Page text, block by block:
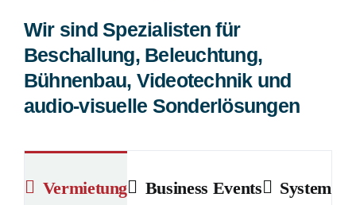
Wir sind Spezialisten für
Beschallung, Beleuchtung,
Bühnenbau, Videotechnik und
audio-visuelle Sonderlösungen
Vermietung Business Events